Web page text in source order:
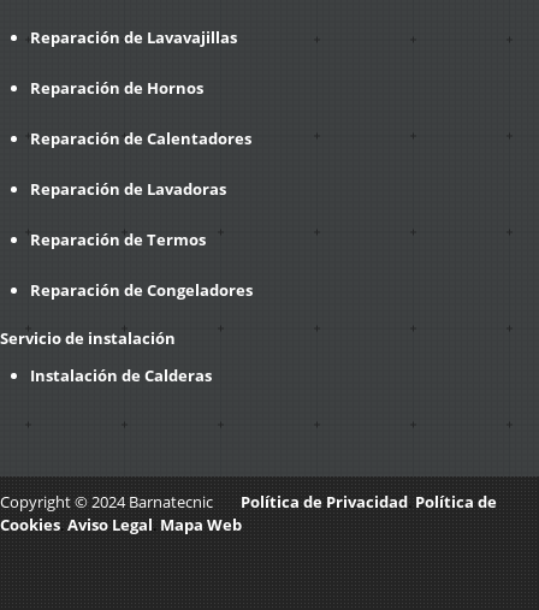
Reparación de Lavavajillas
Reparación de Hornos
Reparación de Calentadores
Reparación de Lavadoras
Reparación de Termos
Reparación de Congeladores
Servicio de instalación
Instalación de Calderas
Copyright © 2024 Barnatecnic Política de Privacidad. Política de
Cookies.Aviso Legal. Mapa Web